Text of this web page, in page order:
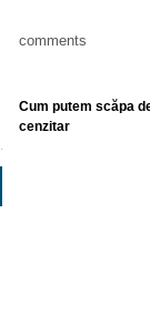
comments
Cum putem scăpa
cenzitar